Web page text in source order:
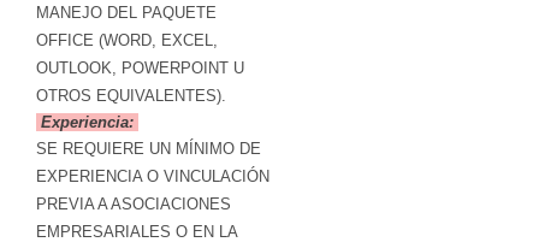
MANEJO DEL PAQUETE
OFFICE (WORD, EXCEL,
OUTLOOK, POWERPOINT U
OTROS EQUIVALENTES).
Experiencia:
SE REQUIERE UN MÍNIMO DE
EXPERIENCIA O VINCULACIÓN
PREVIA A ASOCIACIONES
EMPRESARIALES O EN LA